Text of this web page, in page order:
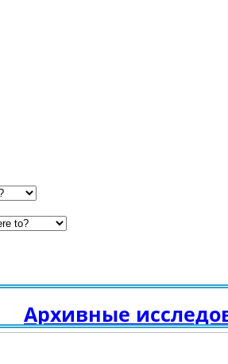
Архивные